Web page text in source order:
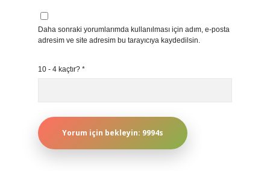
Daha sonraki yorumlarımda kullanılması için adım, e-posta
adresim ve site adresim bu tarayıcıya kaydedilsin.
10 - 4 kaçtır? *